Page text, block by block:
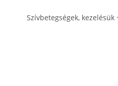
Szívbetegségek, kezelésük